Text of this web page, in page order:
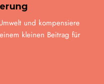
und kompensiere
kleinen Beitrag für